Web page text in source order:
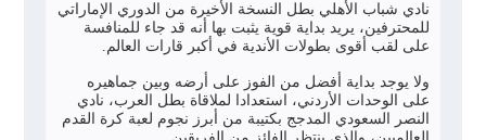
نادي شباب الأهلي بطل النسخة الأخيرة من الدوري الإماراتي
للمحترفين، يريد بداية قوية يثبت بها أنه قد جاء للمنافسة
على لقب أقوى بطولات الأندية في أكبر قارات العالم.
ولا يوجد بداية أفضل من الفوز على أرضه وبين جماهيره
على الوحدات الأردني، استعدادا لملاقاة بطل العرب، نادي
النصر السعودي المدجج بكتيبة من أبرز نجوم لعبة كرة القدم